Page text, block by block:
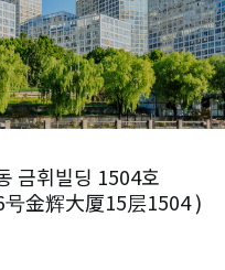
금휘빌딩 1504호
金辉大厦15层1504 )